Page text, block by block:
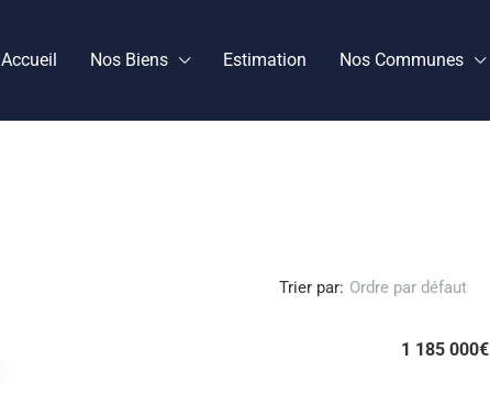
Accueil Nos Biens Estimation Nos Communes
Trier par: Ordre par défaut
1 185 000€